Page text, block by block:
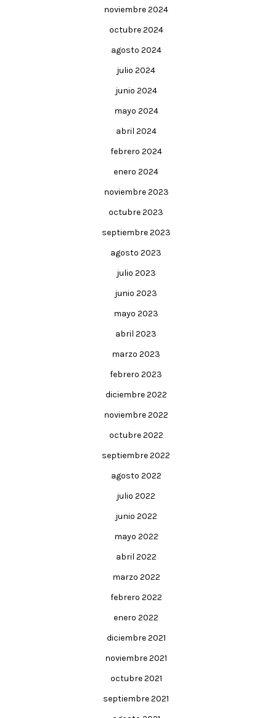
noviembre 2024
octubre 2024
agosto 2024
julio 2024
junio 2024
mayo 2024
abril 2024
febrero 2024
enero 2024
noviembre 2023
octubre 2023
septiembre 2023
agosto 2023
julio 2023
junio 2023
mayo 2023
abril 2023
marzo 2023
febrero 2023
diciembre 2022
noviembre 2022
octubre 2022
septiembre 2022
agosto 2022
julio 2022
junio 2022
mayo 2022
abril 2022
marzo 2022
febrero 2022
enero 2022
diciembre 2021
noviembre 2021
octubre 2021
septiembre 2021